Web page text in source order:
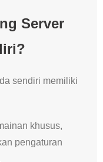
Server
sendiri memiliki
khusus,
pengaturan